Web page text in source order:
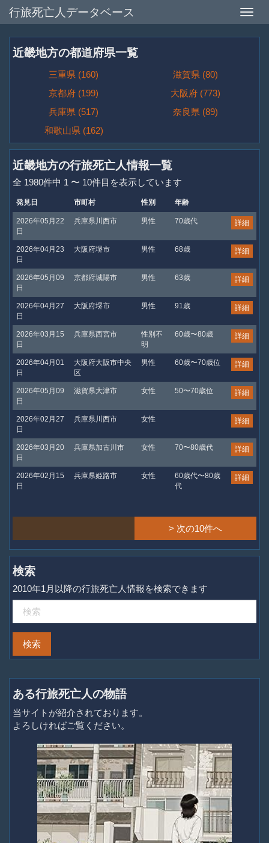
Toggle
行旅死亡人データベース
近畿地方の都道府県一覧
三重県 (160)
滋賀県 (80)
京都府 (199)
大阪府 (773)
兵庫県 (517)
奈良県 (89)
和歌山県 (162)
近畿地方の行旅死亡人情報一覧
全 1980件中 1 〜 10件目を表示しています
発見日 市町村 性別 年齢
2026年05月22
日
兵庫県川西市 男性 70歳代 詳細
2026年04月23
日
大阪府堺市 男性 68歳 詳細
2026年05月09
日
京都府城陽市 男性 63歳 詳細
2026年04月27
日
大阪府堺市 男性 91歳 詳細
2026年03月15
日
兵庫県西宮市
性別不
明
60歳〜80歳 詳細
2026年04月01
日
大阪府大阪市中央
区
男性 60歳〜70歳位 詳細
2026年05月09
日
滋賀県大津市 女性 50〜70歳位 詳細
2026年02月27
日
兵庫県川西市 女性 詳細
2026年03月20
日
兵庫県加古川市 女性 70〜80歳代 詳細
2026年02月15
日
兵庫県姫路市 女性
60歳代〜80歳
代
詳細
> 次の10件へ
検索
2010年1月以降の行旅死亡人情報を検索できます
ある行旅死亡人の物語
当サイトが紹介されております。
よろしければご覧ください。